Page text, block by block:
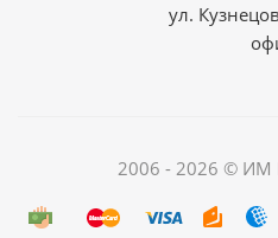
ул.
2006 - 2026 © ИМ